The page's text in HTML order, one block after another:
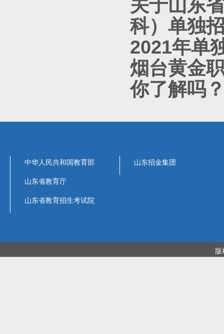
关于山东
科）单独
2021年单
烟台黄金
你了解吗
中华人民共和国教育部
山东省教育厅
山东省教育招生考试院
山东招金集团